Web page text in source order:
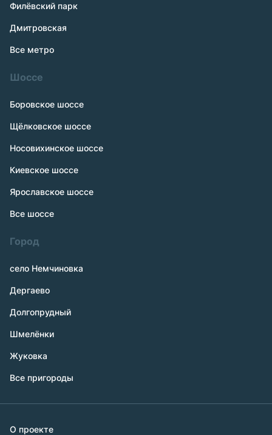
Филёвский парк
Дмитровская
Все метро
Шоссе
Боровское шоссе
Щёлковское шоссе
Носовихинское шоссе
Киевское шоссе
Ярославское шоссе
Все шоссе
Город
село Немчиновка
Дергаево
Долгопрудный
Шмелёнки
Жуковка
Все пригороды
О проекте